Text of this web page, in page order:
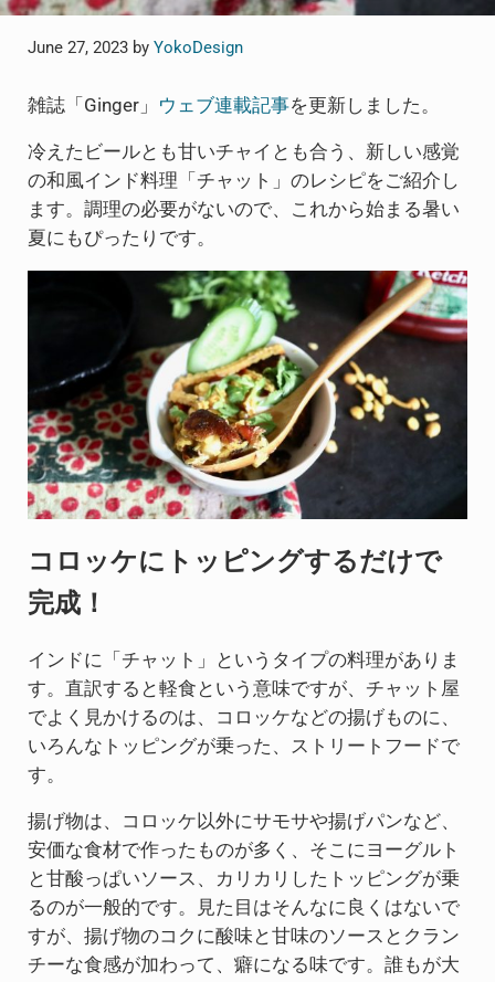
June 27, 2023 by YokoDesign
雑誌「Ginger」 ウェブ連載記事を更新しました。
冷えたビールとも甘いチャイとも合う、新しい感覚
の和風インド料理「チャット」のレシピをご紹介し
ます。調理の必要がないので、これから始まる暑い
夏にもぴったりです。
コロッケにトッピングするだけで
完成！
インドに「チャット」というタイプの料理がありま
す。直訳すると軽食という意味ですが、チャット屋
でよく見かけるのは、コロッケなどの揚げものに、
いろんなトッピングが乗った、ストリートフードで
す。
揚げ物は、コロッケ以外にサモサや揚げパンなど、
安価な食材で作ったものが多く、そこにヨーグルト
と甘酸っぱいソース、カリカリしたトッピングが乗
るのが一般的です。見た目はそんなに良くはないで
すが、揚げ物のコクに酸味と甘味のソースとクラン
チーな食感が加わって、癖になる味です。誰もが大